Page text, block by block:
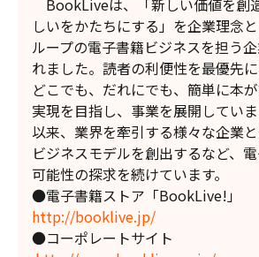
BookLiveは、「新しい価値を創
しいをかたちにする」を企業理念
ループの電子書籍ビジネスを担う
れました。読者の利便性を最優先に
どこでも、だれにでも、簡単に本
実現を目指し、事業を展開してい
以来、業界を牽引する様々な企業
ビジネスモデルを創出するなど、
可能性の探求を続けています。
●電子書籍ストア「
http://booklive.jp/
●コーポレートサイ